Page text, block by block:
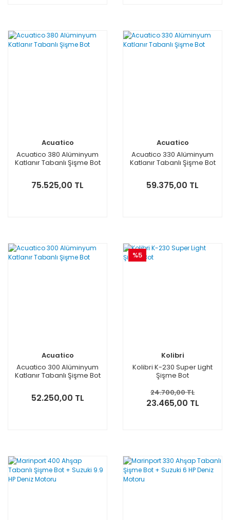
Acuatico
Acuatico 380 Alüminyum
Katlanır Tabanlı Şişme Bot
75.525,00 TL
Acuatico
Acuatico 330 Alüminyum
Katlanır Tabanlı Şişme Bot
59.375,00 TL
Acuatico
Acuatico 300 Alüminyum
Katlanır Tabanlı Şişme Bot
52.250,00 TL
%5
Kolibri
Kolibri K-230 Super Light
Şişme Bot
24.700,00 TL
23.465,00 TL